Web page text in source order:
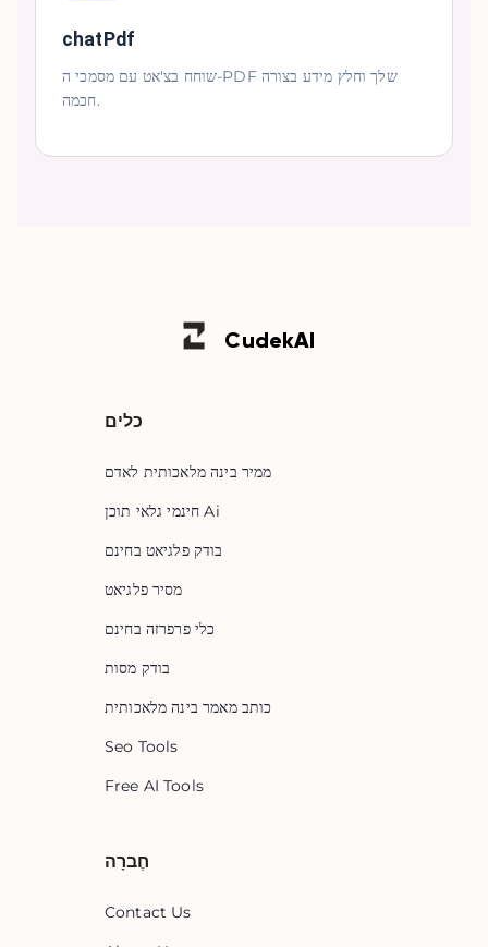
chatPdf
שוחח בצ'אט עם מסמכי ה-PDF שלך וחלץ מידע בצורה
חכמה.
CudekAI
כלים
ממיר בינה מלאכותית לאדם
חינמי גלאי תוכן Ai
בודק פלגיאט בחינם
מסיר פלגיאט
כלי פרפרזה בחינם
בודק מסות
כותב מאמר בינה מלאכותית
Seo Tools
Free AI Tools
חֶברָה
Contact Us